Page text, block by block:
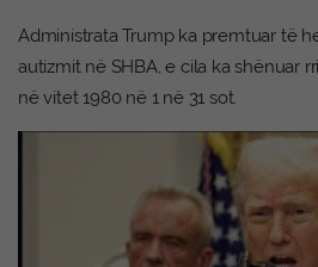
Administrata Trump ka premtuar të
autizmit në SHBA, e cila ka shënuar
në vitet 1980 në 1 në 31 sot.